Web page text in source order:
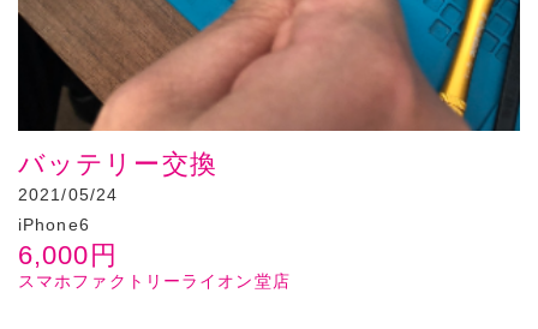
バッテリー交換
2021/05/24
iPhone6
6,000 円
スマホファクトリーライオン堂店